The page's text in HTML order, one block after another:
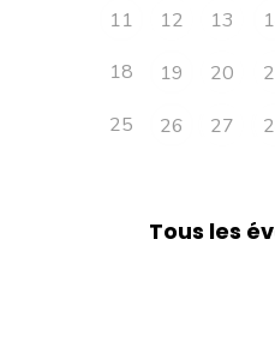
11
12 13
18
19 20
25
26 27
Tous les